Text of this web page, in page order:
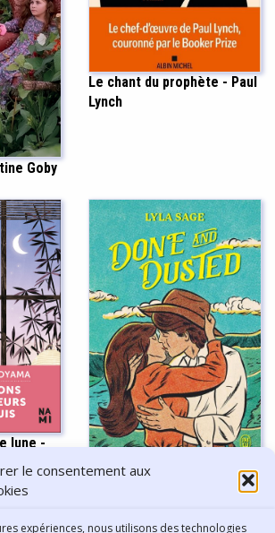
le consentement aux
expériences, nous utilisons des technologies
Goby
Le chant du prophète - Paul
Lynch
lune -
Done and dusted - Lyla Sage